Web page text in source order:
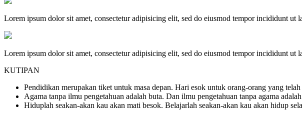
Lorem ipsum dolor sit amet, consectetur adipisicing elit, sed do eiusmod tempor incididunt ut
Lorem ipsum dolor sit amet, consectetur adipisicing elit, sed do eiusmod tempor incididunt ut
KUTIPAN
Pendidikan merupakan tiket untuk masa depan. Hari esok untuk orang-orang yang
Agama tanpa ilmu pengetahuan adalah buta. Dan ilmu pengetahuan tanpa agama
Hiduplah seakan-akan kau akan mati besok. Belajarlah seakan-akan kau akan hidup